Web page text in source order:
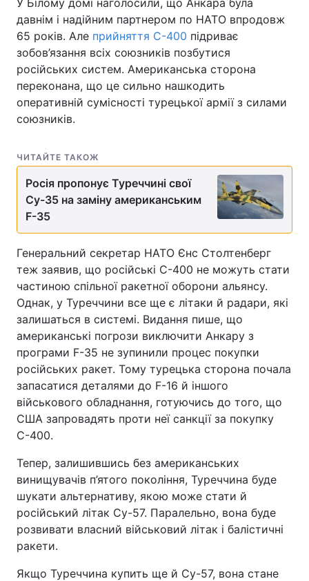
У Білому домі наголосили, що Анкара була
давнім і надійним партнером по НАТО впродовж
65 років. Але прийняття С-400 підриває
зобов’язання всіх союзників позбутися
російських систем. Американська сторона
переконана, що це сильно нашкодить
оперативній сумісності турецької армії з силами
союзників.
ЧИТАЙТЕ ТАКОЖ
Росія пропонує Туреччині свої
Су-35 на заміну американським
F-35
Генеральний секретар НАТО Єнс Столтенберг
теж заявив, що російські С-400 не можуть стати
частиною спільної ракетної оборони альянсу.
Однак, у Туреччини все ще є літаки й радари, які
залишаться в системі. Видання пише, що
американські погрози виключити Анкару з
програми F-35 не зупинили процес покупки
російських ракет. Тому турецька сторона почала
запасатися деталями до F-16 й іншого
військового обладнання, готуючись до того, що
США запровадять проти неї санкції за покупку
С-400.
Тепер, залишившись без американських
винищувачів п’ятого покоління, Туреччина буде
шукати альтернативу, якою може стати й
російський літак Су-57. Паралельно, вона буде
розвивати власний військовий літак і балістичні
ракети.
Якщо Туреччина купить ще й Су-57, вона стане